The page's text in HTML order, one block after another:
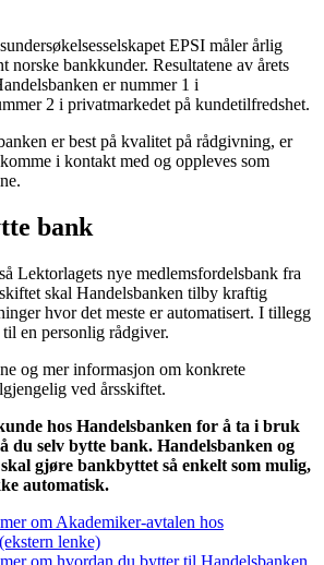
EPSI måler årlig
norske bankkunder. Resultatene av årets
er nummer 1 i
2 i privatmarkedet på kundetilfredshet.
er best på kvalitet på rådgivning, er
i kontakt med og oppleves som
bank
Lektorlagets nye medlemsfordelsbank fra
skal Handelsbanken tilby kraftig
hvor det meste er automatisert. I tillegg
en personlig rådgiver.
og mer informasjon om konkrete
ved årsskiftet.
hos Handelsbanken for å ta i bruk
du selv bytte bank. Handelsbanken og
gjøre bankbyttet så enkelt som mulig,
automatisk.
om Akademiker-avtalen hos
lenke)
om hvordan du bytter til Handelsbanken